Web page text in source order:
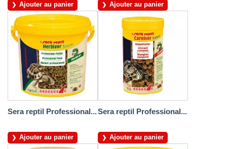
Ajouter au panier Ajouter au panier
Sera reptil Professional...
Ajouter au panier
Sera reptil Professional...
Ajouter au panier